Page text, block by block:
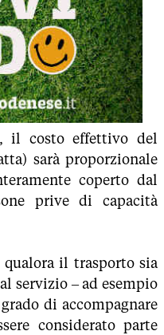
il costo effettivo del
sarà proporzionale
coperto dal
prive di capacità
il trasporto sia
servizio – ad esempio
di accompagnare
considerato parte